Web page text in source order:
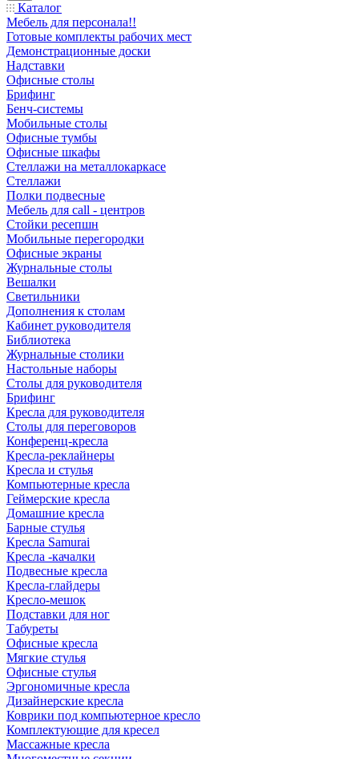
Каталог
Мебель для персонала!!
Готовые комплекты рабочих мест
Демонстрационные доски
Надставки
Офисные столы
Брифинг
Бенч-системы
Мобильные столы
Офисные тумбы
Офисные шкафы
Стеллажи на металлокаркасе
Стеллажи
Полки подвесные
Мебель для call - центров
Стойки ресепшн
Мобильные перегородки
Офисные экраны
Журнальные столы
Вешалки
Светильники
Дополнения к столам
Кабинет руководителя
Библиотека
Журнальные столики
Настольные наборы
Столы для руководителя
Брифинг
Кресла для руководителя
Столы для переговоров
Конференц-кресла
Кресла-реклайнеры
Кресла и стулья
Компьютерные кресла
Геймерские кресла
Домашние кресла
Барные стулья
Кресла Samurai
Кресла -качалки
Подвесные кресла
Кресла-глайдеры
Кресло-мешок
Подставки для ног
Табуреты
Офисные кресла
Мягкие стулья
Офисные стулья
Эргономичные кресла
Дизайнерские кресла
Коврики под компьютерное кресло
Комплектующие для кресел
Массажные кресла